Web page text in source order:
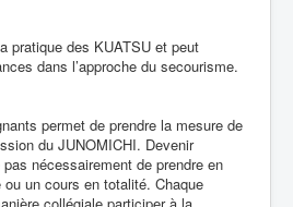
pratique des KUATSU et peut
dans l’approche du secourisme.
permet de prendre la mesure de
du JUNOMICHI. Devenir
nécessairement de prendre en
un cours en totalité. Chaque